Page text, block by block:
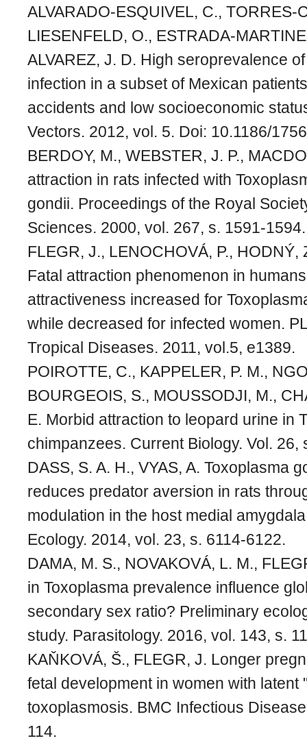
ALVARADO-ESQUIVEL, C., TORRES-
LIESENFELD, O., ESTRADA-
ALVAREZ, J. D. High seroprevalence
infection in a subset of Mexican
accidents and low socioeconomic
Vectors. 2012, vol. 5. Doi: 10.1186/
BERDOY, M., WEBSTER, J. P.,
attraction in rats infected with
gondii. Proceedings of the Royal
Sciences. 2000, vol. 267, s. 1591-1594.
FLEGR, J., LENOCHOVÁ, P., HODNÝ,
Fatal attraction phenomenon in
attractiveness increased for
while decreased for infected women.
Tropical Diseases. 2011, vol.5, e1389.
POIROTTE, C., KAPPELER, P. M.,
BOURGEOIS, S., MOUSSODJI, M.,
E. Morbid attraction to leopard urine in
chimpanzees. Current Biology. Vol. 26,
DASS, S. A. H., VYAS, A. Toxoplasma
reduces predator aversion in rats
modulation in the host medial
Ecology. 2014, vol. 23, s. 6114-6122.
DAMA, M. S., NOVAKOVÁ, L. M.,
in Toxoplasma prevalence influence
secondary sex ratio? Preliminary
study. Parasitology. 2016, vol. 143, s.
KAŇKOVÁ, Š., FLEGR, J. Longer
fetal development in women with latent
toxoplasmosis. BMC Infectious
114.